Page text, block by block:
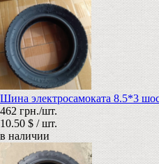
Шина электросамоката 8.5*3
462 грн./шт.
10.50 $ / шт.
в наличии